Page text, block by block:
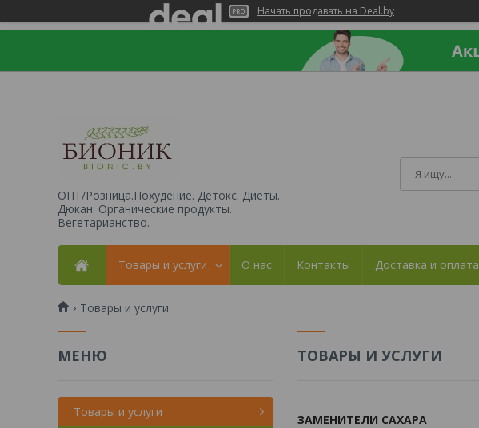
Начать продавать на Deal.by
ОПТ/Розница.Похудение. Детокс. Диеты.
Дюкан. Органические продукты.
Вегетарианство.
Товары и услуги О нас Контакты Доставка и оплата
Товары и услуги
ТОВАРЫ И УСЛУГИ
ЗАМЕНИТЕЛИ САХАРА
Товары и услуги